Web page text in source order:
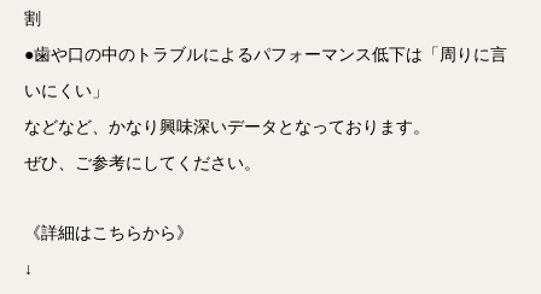
割
●歯や口の中のトラブルによるパフォーマンス低下は「周りに言
いにくい」
などなど、かなり興味深いデータとなっております。
ぜひ、ご参考にしてください。
《詳細はこちらから》
↓